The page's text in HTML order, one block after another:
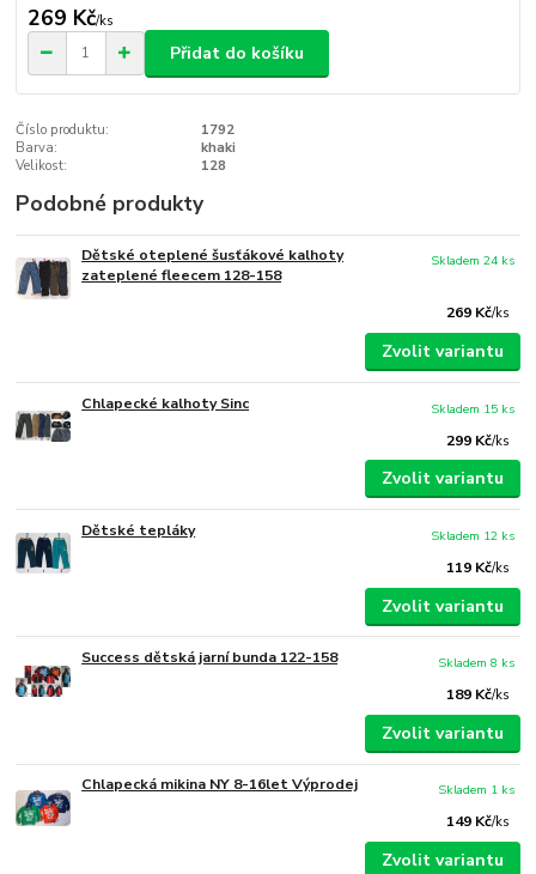
269 Kč/ks
Přidat do košíku
Číslo produktu:
1792
Barva:
khaki
Velikost:
128
Podobné produkty
Dětské oteplené šusťákové kalhoty
zateplené fleecem 128-158
269 Kč/ks
Skladem 24 ks
Zvolit variantu
Chlapecké kalhoty Sinc
299 Kč/ks
Skladem 15 ks
Zvolit variantu
Dětské tepláky
119 Kč/ks
Skladem 12 ks
Zvolit variantu
Success dětská jarní bunda 122-158
189 Kč/ks
Skladem 8 ks
Zvolit variantu
Chlapecká mikina NY 8-16let Výprodej
149 Kč/ks
Skladem 1 ks
Zvolit variantu